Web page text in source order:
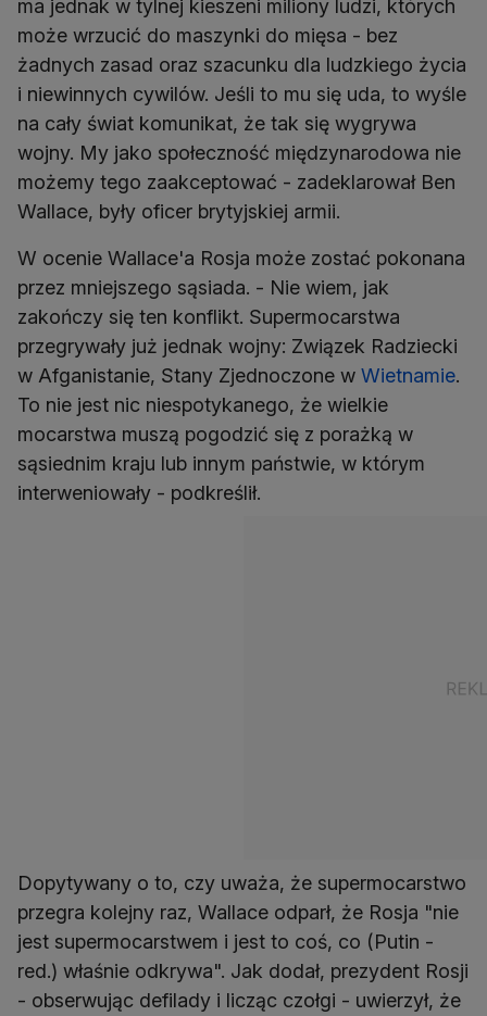
ma jednak w tylnej kieszeni miliony ludzi, których
może wrzucić do maszynki do mięsa - bez
żadnych zasad oraz szacunku dla ludzkiego życia
i niewinnych cywilów. Jeśli to mu się uda, to wyśle
na cały świat komunikat, że tak się wygrywa
wojny. My jako społeczność międzynarodowa nie
możemy tego zaakceptować - zadeklarował Ben
Wallace, były oficer brytyjskiej armii.
W ocenie Wallace'a Rosja może zostać pokonana
przez mniejszego sąsiada. - Nie wiem, jak
zakończy się ten konflikt. Supermocarstwa
przegrywały już jednak wojny: Związek Radziecki
w Afganistanie, Stany Zjednoczone w Wietnamie.
To nie jest nic niespotykanego, że wielkie
mocarstwa muszą pogodzić się z porażką w
sąsiednim kraju lub innym państwie, w którym
interweniowały - podkreślił.
Dopytywany o to, czy uważa, że supermocarstwo
przegra kolejny raz, Wallace odparł, że Rosja "nie
jest supermocarstwem i jest to coś, co (Putin -
red.) właśnie odkrywa". Jak dodał, prezydent Rosji
- obserwując defilady i licząc czołgi - uwierzył, że